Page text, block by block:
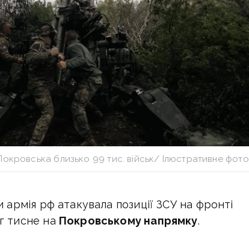
близько 99 тис. військ/ Ілюстративне фото
рф атакувала позиції ЗСУ на фронті
тисне на Покровському напрямку.